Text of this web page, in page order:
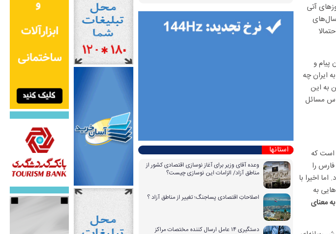
آتی
پیام و
ایران چه
به این
مسائل
است که
را
اخیرا با
به
معنای
استانها
وعده آقای وزیر برای آغاز نوسازی اقتصادی کشور از
مناطق آزاد/ الزامات این نوسازی چیست؟
اصلاحاتِ اقتصادی پساجنگ؛ تغییر از مناطق آزاد ؟
دستگیری ۱۴ عامل ارسال کننده مختصات مراکز